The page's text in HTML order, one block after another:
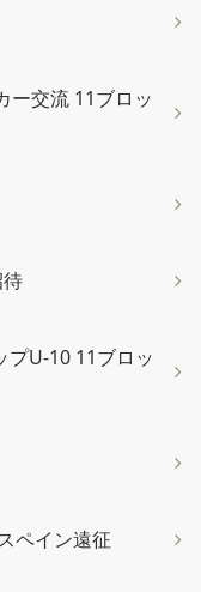
ー交流 11ブロッ
プU-10 11ブロッ
ペイン遠征